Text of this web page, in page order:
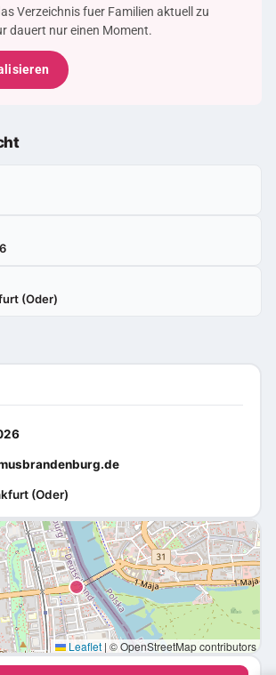
Verzeichnis fuer Familien aktuell zu
dauert nur einen Moment.
(Oder)
(Oder)
Leaflet | © OpenStreetMap contributors